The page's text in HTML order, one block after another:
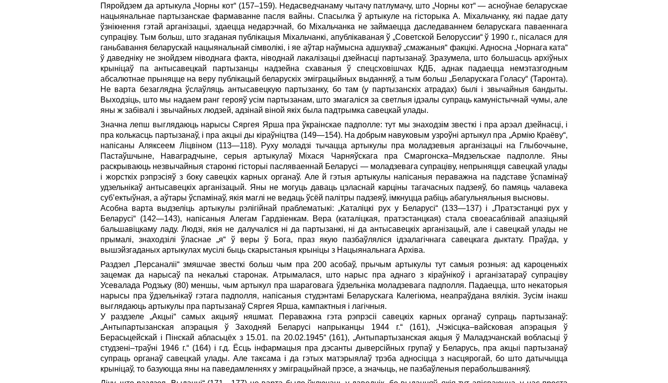
Пяройдзем да артыкула „Чорны кот“ (157–159). Недасведчанаму чытачу патлумачу, што „Чорны кот“ — асноўнае беларускае
нацыянальнае партызанскае фармаванне пасля вайны. Спасылка ў артыкуле на гісторыка А. Міхальчанку, які падае дату
ўзнікнення гэтай арганізацыі, здаецца недарэчнай, бо Міхальчанка не займаецца даследаваннем беларускага паваеннага
супраціву. Тым больш, што згаданая публікацыя Міхальчанкі, апублікаваная ў „Советской Белоруссии“ ў 1990 г., пісалася для
ганьбавання беларускай нацыянальнай сімволікі, і яе аўтар наўмысна адшукваў „смажаныя“ факцікі. Адносна „Чорнага ката“
ў даведніку не знойдзем ніводнага факта, ніводнай лакалізацыі дзейнасці партызанаў. Зразумела, што большасць архіўных
крыніцаў па антысавецкай партызанцы надзейна схаваныя ў спецсховішчах КДБ, аднак падаецца немэтазгодным
абсалютнае прыняцце на веру публікацый беларускіх эміграцыйных выданняў, а тым больш „Беларускага Голасу“ (Таронта).
Не варта безаглядна ўслаўляць антысавецкую партызанку, бо там (у партызанскіх атрадах) былі і звычайныя бандыты.
Выходзіць, што мы надаем ранг герояў усім партызанам, што змагаліся за светлыя ідэалы супраць камуністычнай чумы, але
яны ж забівалі і звычайных людзей, адзінай віной якіх была падтрымка савецкай улады.
Значна лепш выглядаюць нарысы Сяргея Ярша пра ўкраінскае падполле: тут мы знаходзім звесткі і пра арэал дзейнасці, і
пра колькасць партызанаў, і пра акцыі ды кіраўніцтва (149—154). На добрым навуковым узроўні артыкул пра „Армію Краёву“,
напісаны Аляксеем Ліцвіном (113—118). Руху моладзі тычацца артыкулы пра моладзевыя арганізацыі на Глыбоччыне,
Пастаўшчыне, Наваградчыне, серыя артыкулаў Міхася Чарняўскага пра Смаргонска–Мядзельскае падполле. Яны
раскрываюць незвычайныя старонкі гісторыі пасляваеннай Беларусі — моладзевага супраціву, непрыняцця савецкай улады
і жорсткіх рэпрэсіяў з боку савецкіх карных органаў. Але й гэтыя артыкулы напісаныя пераважна на падставе ўспамінаў
удзельнікаў антысавецкіх арганізацый. Яны не могуць даваць цэласнай карціны тагачасных падзеяў, бо памяць чалавека
суб’ектыўная, а аўтары ўспамінаў, якія маглі не ведаць ўсёй палітры падзеяў, імкнуцца рабіць абагульняльныя высновы.
Асобна варта выдзеліць артыкулы рэлігійнай праблематыкі: „Каталіцкі рух у Беларусі“ (133—137) і „Пратэстанцкі рух у
Беларусі“ (142—143), напісаныя Алегам Гардзіенкам. Вера (каталіцкая, пратэстанцкая) стала своеасаблівай апазіцыяй
бальшавіцкаму ладу. Людзі, якія не далучаліся ні да партызанкі, ні да антысавецкіх арганізацый, але і савецкай улады не
прымалі, знаходзілі ўласнае „я“ ў веры ў Бога, праз якую пазбаўляліся ідэалагічнага савецкага дыктату. Праўда, у
вышэйзгаданых артыкулах мусілі быць скарыстаныя крыніцы з Нацыянальнага Архіва.
Раздзел „Персаналіі“ змяшчае звесткі больш чым пра 200 асобаў, прычым артыкулы тут самыя розныя: ад кароценькіх
зацемак да нарысаў па некалькі старонак. Атрымалася, што нарыс пра аднаго з кіраўнікоў і арганізатараў супраціву
Усевалада Родзьку (80) меншы, чым артыкул пра шараговага ўдзельніка моладзевага падполля. Падаецца, што некаторыя
нарысы пра ўдзельнікаў гэтага падполля, напісаныя студэнтамі Беларускага Калегіюма, неапраўдана вялікія. Зусім інакш
выглядаюць артыкулы пра партызанаў Сяргея Ярша, кампактныя і лагічныя.
У раздзеле „Акцыі“ самых акцыяў няшмат. Пераважна гэта рэпрэсіі савецкіх карных органаў супраць партызанаў:
„Антыпартызанская апэрацыя ў Заходняй Беларусі напрыканцы 1944 г.“ (161), „Чэкісцка–вайсковая апэрацыя ў
Берасьцейскай і Пінскай абласьцёх з 15.01. па 20.02.1945“ (161), „Антыпартызанская акцыя ў Маладэчанскай вобласьці ў
студзені–траўні 1946 г.“ (164) і г.д. Ёсць інфармацыя пра дэсанты дыверсійных групаў у Беларусь, пра акцыі партызанаў
супраць органаў савецкай улады. Але таксама і да гэтых матэрыялаў трэба адносіцца з насцярогай, бо што датычыцца
крыніцаў, то базуюцца яны на паведамленнях у эміграцыйнай прэсе, а значыць, не пазбаўленыя перабольшванняў.